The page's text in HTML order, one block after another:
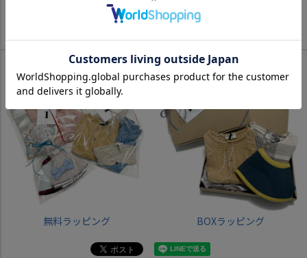
ライトブラウン(LR)
Wrapping
無料ラッピング BOXラッピング